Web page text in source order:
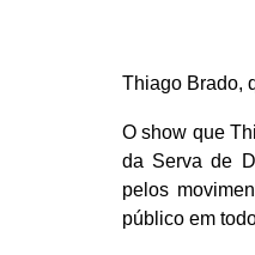
Thiago Brado,
O show que
da Serva de
pelos
público em